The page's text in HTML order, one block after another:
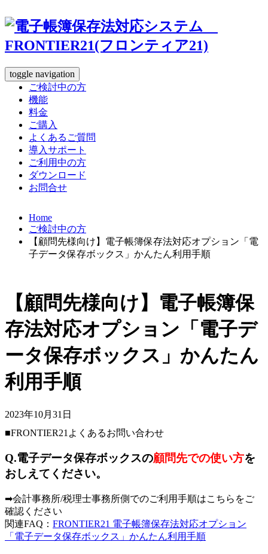
toggle navigation
ご検討中の方
機能
料金
ご購入
よくあるご質問
導入サポート
ご利用中の方
ダウンロード
お問合せ
Home
ご検討中の方
【顧問先様向け】電子帳簿保存法対応オプション「電
子データ保存ボックス」かんたん利用手順
【顧問先様向け】電子帳簿保
存法対応オプション「電子デ
ータ保存ボックス」かんたん
利用手順
2023年10月31日
■FRONTIER21よくあるお問い合わせ
Q.電子データ保存ボックスの顧問先での使い方を
おしえてください。
➡会計事務所/税理士事務所側でのご利用手順はこちらをご
確認ください
関連FAQ： FRONTIER21 電子帳簿保存法対応オプション
「電子データ保存ボックス」かんたん利用手順